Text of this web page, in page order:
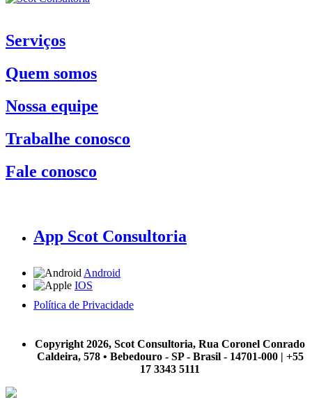
Serviços
Quem somos
Nossa equipe
Trabalhe conosco
Fale conosco
App Scot Consultoria
Android
IOS
Política de Privacidade
Copyright 2026, Scot Consultoria, Rua Coronel Conrado
Caldeira, 578 • Bebedouro - SP - Brasil - 14701-000 | +55
17 3343 5111